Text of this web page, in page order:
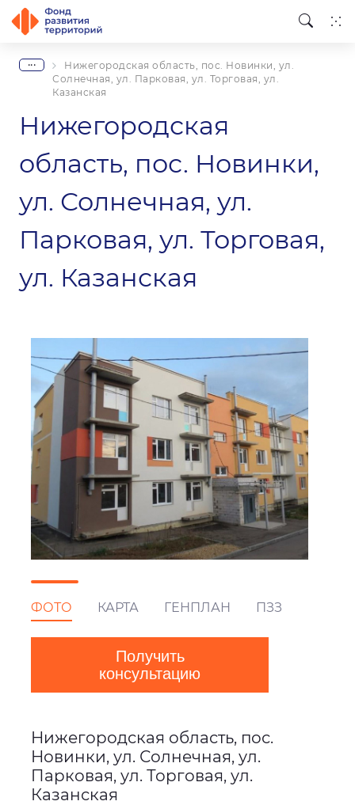
...
Нижегородская область, пос. Новинки, ул.
Солнечная, ул. Парковая, ул. Торговая, ул.
Казанская
Нижегородская
область, пос. Новинки,
ул. Солнечная, ул.
Парковая, ул. Торговая,
ул. Казанская
ФОТО КАРТА ГЕНПЛАН ПЗЗ
Получить
консультацию
Нижегородская область, пос.
Новинки, ул. Солнечная, ул.
Парковая, ул. Торговая, ул.
Казанская